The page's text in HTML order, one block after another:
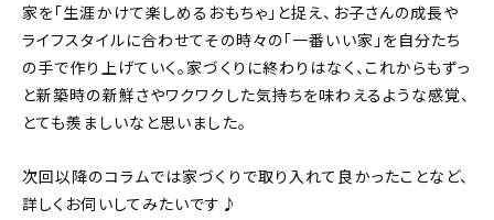
家を「生涯かけて楽しめるおもちゃ」と捉え、お子さんの成長や
ライフスタイルに合わせてその時々の「一番いい家」を自分たち
の手で作り上げていく。家づくりに終わりはなく、これからもずっ
と新築時の新鮮さやワクワクした気持ちを味わえるような感覚、
とても羨ましいなと思いました。
次回以降のコラムでは家づくりで取り入れて良かったことなど、
詳しくお伺いしてみたいです♪